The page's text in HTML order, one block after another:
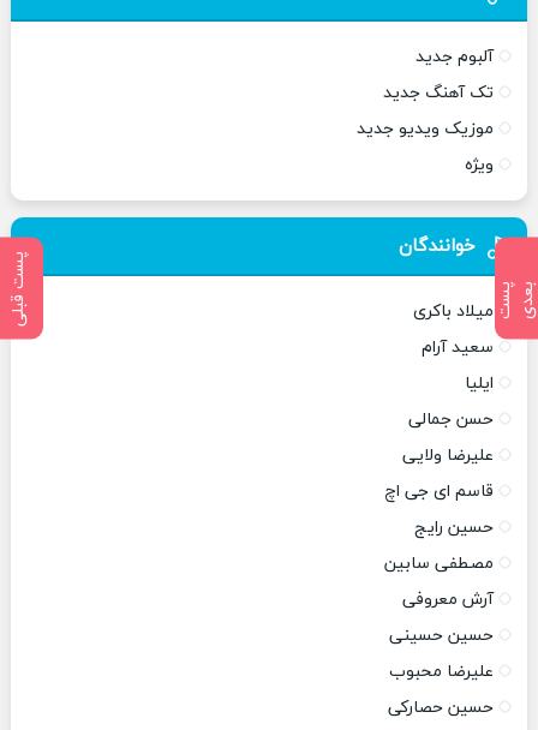
پ
س
ت
ب
ع
د ی پست قبلی
آلبوم جدید
تک آهنگ جدید
موزیک ویدیو جدید
ویژه
خوانندگان
میلاد باکری
سعید آرام
ایلیا
حسن جمالی
علیرضا ولایی
قاسم ای جی اچ
حسین رایج
مصطفی سابین
آرش معروفی
حسین حسینی
علیرضا محبوب
حسین حصارکی